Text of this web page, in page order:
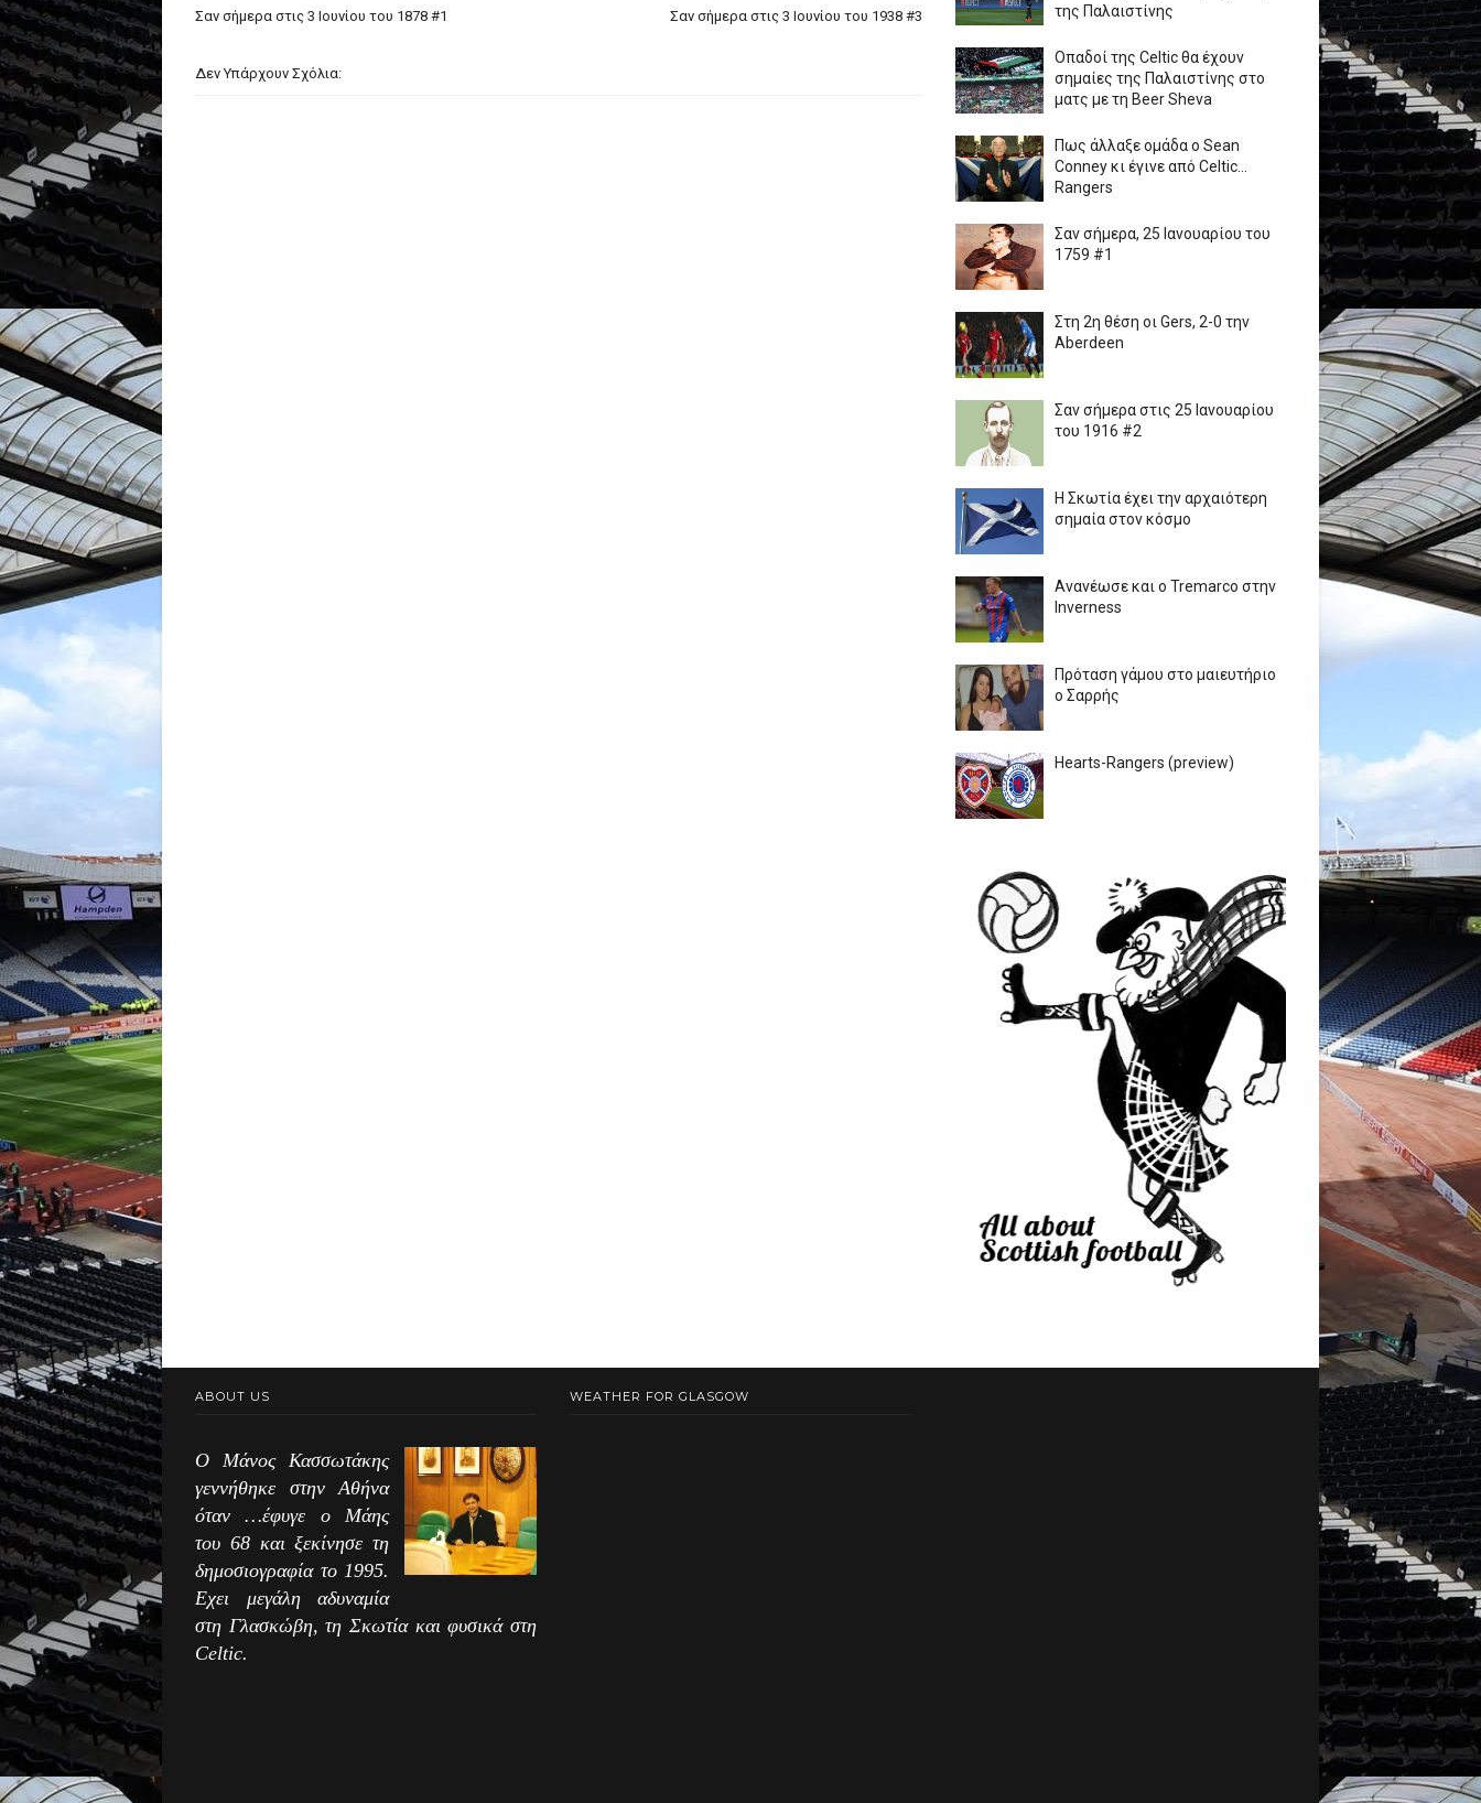
Σαν σήμερα στις 3 Ιουνίου του 1938 #3
Σαν σήμερα στις 3 Ιουνίου του 1878 #1
Δεν Υπάρχουν Σχόλια:
της Παλαιστίνης
Οπαδοί της Celtic θα έχουν
σημαίες της Παλαιστίνης στο
ματς με τη Beer Sheva
Πως άλλαξε ομάδα ο Sean
Conney κι έγινε από Celtic...
Rangers
Σαν σήμερα, 25 Ιανουαρίου του
1759 #1
Στη 2η θέση οι Gers, 2-0 την
Aberdeen
Σαν σήμερα στις 25 Ιανουαρίου
του 1916 #2
Η Σκωτία έχει την αρχαιότερη
σημαία στον κόσμο
Ανανέωσε και ο Tremarco στην
Inverness
Πρόταση γάμου στο μαιευτήριο
ο Σαρρής
Hearts-Rangers (preview)
ABOUT US
Ο Μάνος Κασσωτάκης
γεννήθηκε στην Αθήνα
όταν …έφυγε ο Μάης
του 68 και ξεκίνησε τη
δημοσιογραφία το 1995.
Εχει μεγάλη αδυναμία
στη Γλασκώβη, τη Σκωτία και φυσικά στη
Celtic.
WEATHER FOR GLASGOW